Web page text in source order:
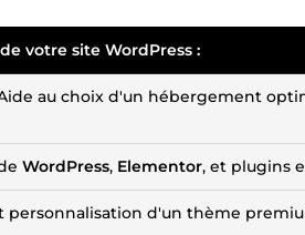
votre site WordPress :
au choix d'un hébergement
WordPress, Elementor, et plugins
personnalisation d'un thème